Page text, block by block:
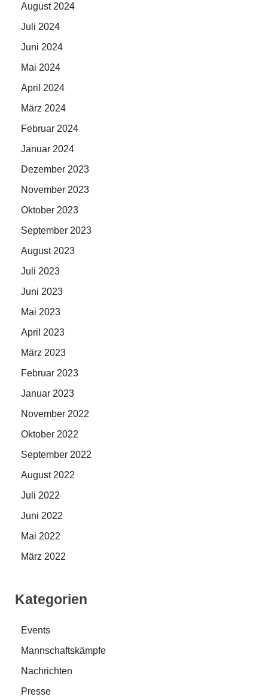
August 2024
Juli 2024
Juni 2024
Mai 2024
April 2024
März 2024
Februar 2024
Januar 2024
Dezember 2023
November 2023
Oktober 2023
September 2023
August 2023
Juli 2023
Juni 2023
Mai 2023
April 2023
März 2023
Februar 2023
Januar 2023
November 2022
Oktober 2022
September 2022
August 2022
Juli 2022
Juni 2022
Mai 2022
März 2022
Kategorien
Events
Mannschaftskämpfe
Nachrichten
Presse